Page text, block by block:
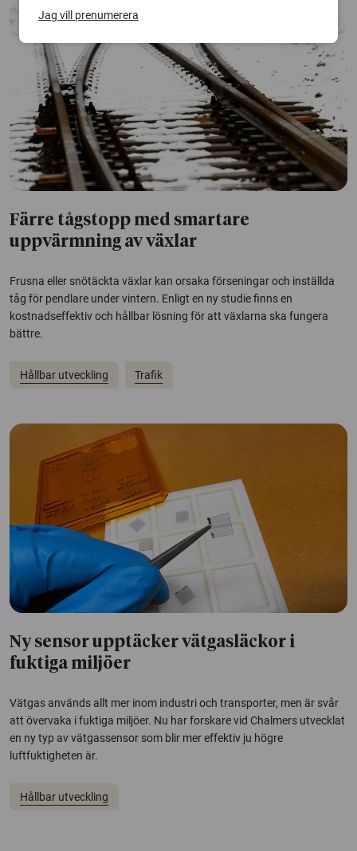
Färre tågstopp med smartare
uppvärmning av växlar
Frusna eller snötäckta växlar kan orsaka förseningar och inställda
tåg för pendlare under vintern. Enligt en ny studie finns en
kostnadseffektiv och hållbar lösning för att växlarna ska fungera
bättre.
Hållbar utveckling Trafik
Ny sensor upptäcker vätgasläckor i
fuktiga miljöer
Vätgas används allt mer inom industri och transporter, men är svår
att övervaka i fuktiga miljöer. Nu har forskare vid Chalmers utvecklat
en ny typ av vätgassensor som blir mer effektiv ju högre
luftfuktigheten är.
Hållbar utveckling
Jag vill prenumerera